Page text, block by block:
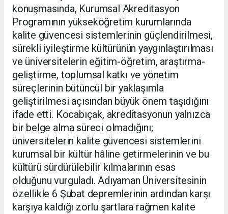
konuşmasında, Kurumsal Akreditasyon
Programının yükseköğretim kurumlarında
kalite güvencesi sistemlerinin güçlendirilmesi,
sürekli iyileştirme kültürünün yaygınlaştırılması
ve üniversitelerin eğitim-öğretim, araştırma-
geliştirme, toplumsal katkı ve yönetim
süreçlerinin bütüncül bir yaklaşımla
geliştirilmesi açısından büyük önem taşıdığını
ifade etti. Kocabıçak, akreditasyonun yalnızca
bir belge alma süreci olmadığını;
üniversitelerin kalite güvencesi sistemlerini
kurumsal bir kültür hâline getirmelerinin ve bu
kültürü sürdürülebilir kılmalarının esas
olduğunu vurguladı. Adıyaman Üniversitesinin
özellikle 6 Şubat depremlerinin ardından karşı
karşıya kaldığı zorlu şartlara rağmen kalite